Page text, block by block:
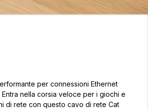
per connessioni Ethernet
Entra nella corsia veloce per i giochi e
di rete con questo cavo di rete Cat